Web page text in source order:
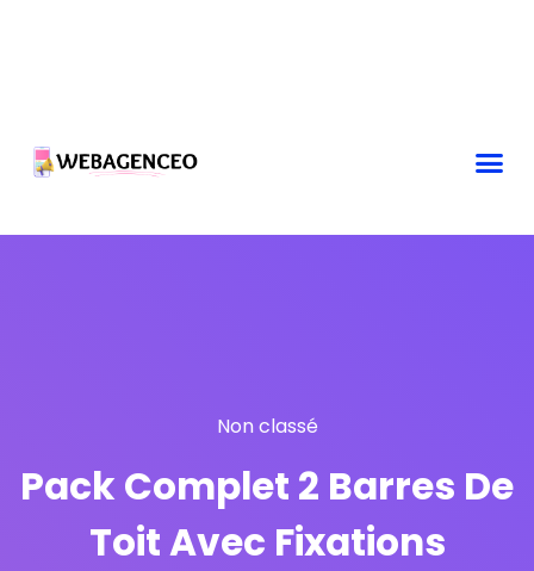
Non classé
Pack Complet 2 Barres De
Toit Avec Fixations